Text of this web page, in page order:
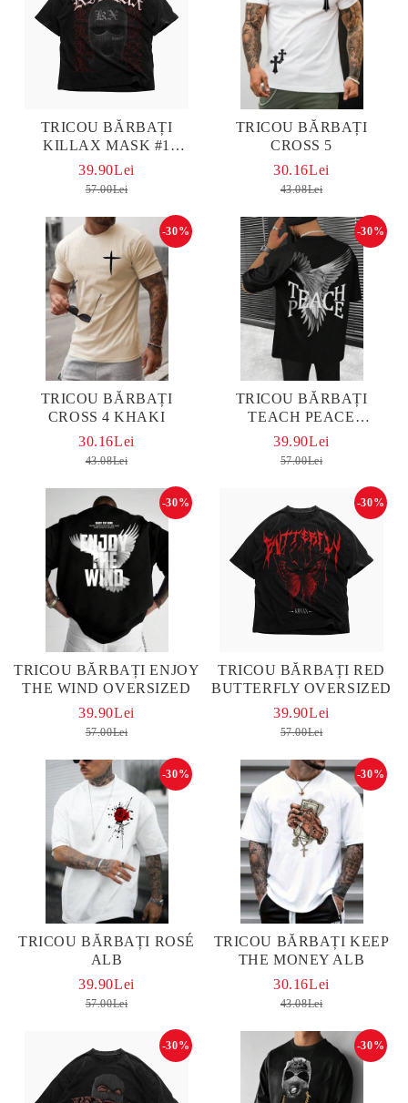
TRICOU BĂRBAȚI
KILLAX MASK #1
OVERSIZED
39.90Lei
57.00Lei
TRICOU BĂRBAȚI
CROSS 5
30.16Lei
43.08Lei
TRICOU BĂRBAȚI
CROSS 4 KHAKI
-30%
30.16Lei
43.08Lei
TRICOU BĂRBAȚI
TEACH PEACE
OVERSIZED
-30%
39.90Lei
57.00Lei
TRICOU BĂRBAȚI ENJOY
THE WIND OVERSIZED
-30%
39.90Lei
57.00Lei
TRICOU BĂRBAȚI RED
BUTTERFLY OVERSIZED
-30%
39.90Lei
57.00Lei
TRICOU BĂRBAȚI ROSÉ
ALB
-30%
39.90Lei
57.00Lei
TRICOU BĂRBAȚI KEEP
THE MONEY ALB
-30%
30.16Lei
43.08Lei
-30% -30%